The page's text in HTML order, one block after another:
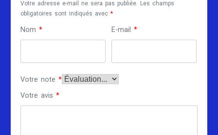
Votre adresse e-mail ne sera pas publiée. Les champs
obligatoires sont indiqués avec*
Nom* E-mail*
Votre note*
Votre avis*